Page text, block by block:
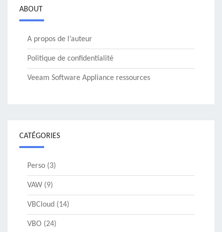
ABOUT
A propos de l’auteur
Politique de confidentialité
Veeam Software Appliance ressources
CATÉGORIES
Perso (3)
VAW (9)
VBCloud (14)
VBO (24)